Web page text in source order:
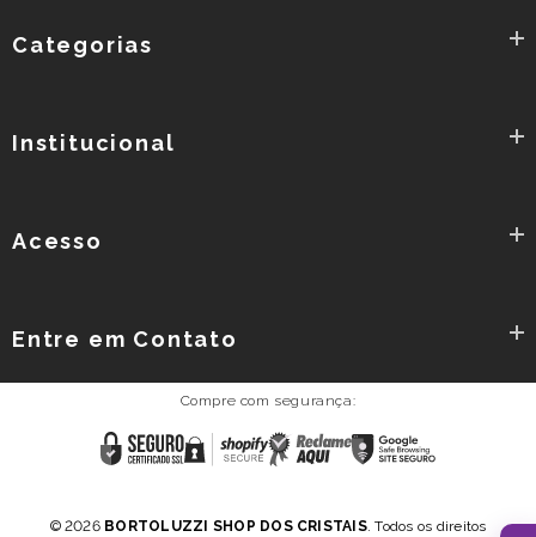
Categorias
Institucional
Acesso
Entre em Contato
Compre com segurança:
Certificado
SSL
Shopify
Secure
Reclame
AQUI
Safe
SITE
© 2026 BORTOLUZZI SHOP DOS CRISTAIS. Todos os direitos